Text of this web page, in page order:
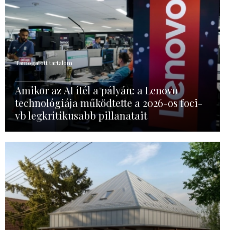
Támogatott tartalom
Amikor az AI ítél a pályán: a Lenovo
technológiája működtette a 2026-os foci-
vb legkritikusabb pillanatait